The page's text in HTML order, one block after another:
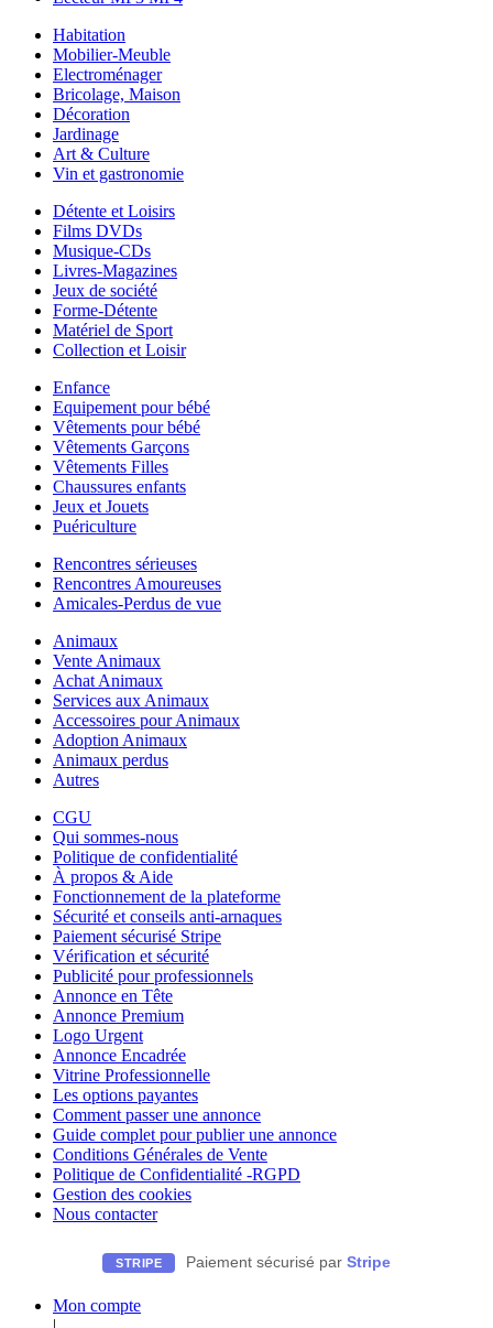
Habitation
Mobilier-Meuble
Electroménager
Bricolage, Maison
Décoration
Jardinage
Art & Culture
Vin et gastronomie
Détente et Loisirs
Films DVDs
Musique-CDs
Livres-Magazines
Jeux de société
Forme-Détente
Matériel de Sport
Collection et Loisir
Enfance
Equipement pour bébé
Vêtements pour bébé
Vêtements Garçons
Vêtements Filles
Chaussures enfants
Jeux et Jouets
Puériculture
Rencontres sérieuses
Rencontres Amoureuses
Amicales-Perdus de vue
Animaux
Vente Animaux
Achat Animaux
Services aux Animaux
Accessoires pour Animaux
Adoption Animaux
Animaux perdus
Autres
CGU
Qui sommes-nous
Politique de confidentialité
À propos & Aide
Fonctionnement de la plateforme
Sécurité et conseils anti-arnaques
Paiement sécurisé Stripe
Vérification et sécurité
Publicité pour professionnels
Annonce en Tête
Annonce Premium
Logo Urgent
Annonce Encadrée
Vitrine Professionnelle
Les options payantes
Comment passer une annonce
Guide complet pour publier une annonce
Conditions Générales de Vente
Politique de Confidentialité -RGPD
Gestion des cookies
Nous contacter
STRIPE Paiement sécurisé par Stripe
Mon compte